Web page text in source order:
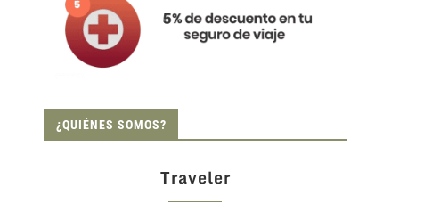
¿QUIÉNES SOMOS?
Traveler